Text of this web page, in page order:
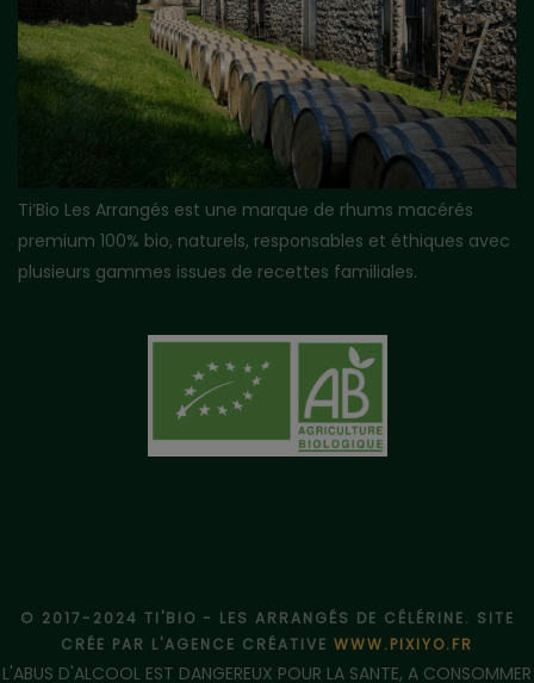
Ti’Bio Les Arrangés est une marque de rhums macérés
premium 100% bio, naturels, responsables et éthiques avec
plusieurs gammes issues de recettes familiales.
© 2017-2024 TI'BIO - LES ARRANGÉS DE CÉLÉRINE. SITE
CRÉE PAR L'AGENCE CRÉATIVE WWW.PIXIYO.FR
L'ABUS D'ALCOOL EST DANGEREUX POUR LA SANTE, A CONSOMMER